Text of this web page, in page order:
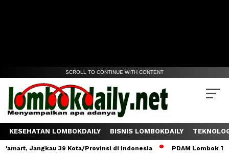
SCROLL TO CONTINUE WITH CONTENT
KESEHATAN LOMBOKDAILY BISNIS LOMBOKDAILY
Jangkau 39 Kota/Provinsi di Indonesia PDAM Lombok Tengah